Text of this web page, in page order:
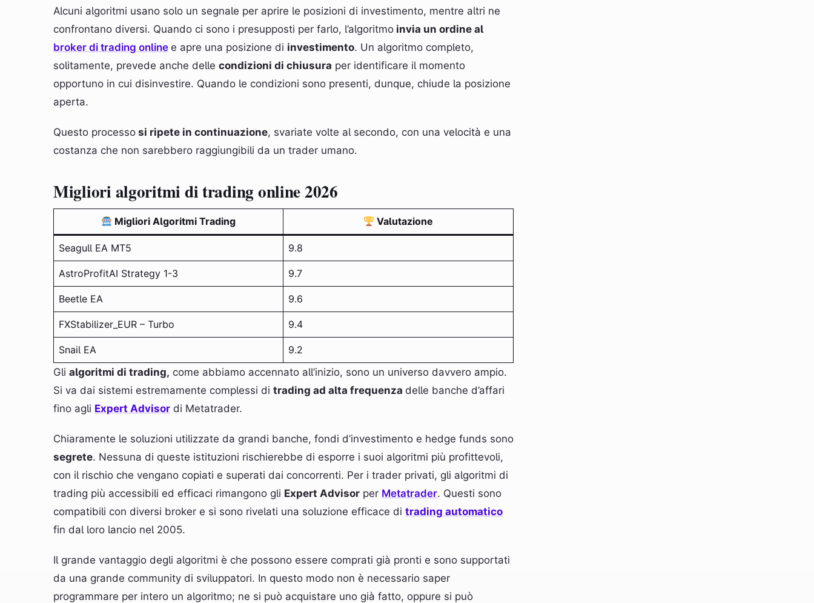
Alcuni algoritmi usano solo un segnale per aprire le posizioni di investimento, mentre altri ne
confrontano diversi. Quando ci sono i presupposti per farlo, l’algoritmo invia un ordine al
broker di trading online e apre una posizione di investimento. Un algoritmo completo,
solitamente, prevede anche delle condizioni di chiusura per identificare il momento
opportuno in cui disinvestire. Quando le condizioni sono presenti, dunque, chiude la posizione
aperta.
Questo processo si ripete in continuazione, svariate volte al secondo, con una velocità e una
costanza che non sarebbero raggiungibili da un trader umano.
Migliori algoritmi di trading online 2026
Migliori Algoritmi Trading Valutazione
Seagull EA MT5 9.8
AstroProfitAI Strategy 1-3 9.7
Beetle EA 9.6
FXStabilizer_EUR – Turbo 9.4
Snail EA
9.2
Gli algoritmi di trading, come abbiamo accennato all’inizio, sono un universo davvero ampio.
Si va dai sistemi estremamente complessi di trading ad alta frequenza delle banche d’affari
fino agli Expert Advisor di Metatrader.
Chiaramente le soluzioni utilizzate da grandi banche, fondi d’investimento e hedge funds sono
segrete. Nessuna di queste istituzioni rischierebbe di esporre i suoi algoritmi più profittevoli,
con il rischio che vengano copiati e superati dai concorrenti. Per i trader privati, gli algoritmi di
trading più accessibili ed efficaci rimangono gli Expert Advisor per Metatrader. Questi sono
compatibili con diversi broker e si sono rivelati una soluzione efficace di trading automatico
fin dal loro lancio nel 2005.
Il grande vantaggio degli algoritmi è che possono essere comprati già pronti e sono supportati
da una grande community di sviluppatori. In questo modo non è necessario saper
programmare per intero un algoritmo; ne si può acquistare uno già fatto, oppure si può